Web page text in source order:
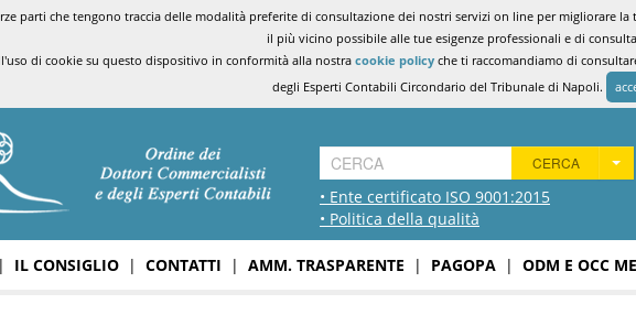
parti che tengono traccia delle modalità preferite di consultazione dei nostri servizi on line per migliorare
il più vicino possibile alle tue esigenze professionali e di
di cookie su questo dispositivo in conformità alla nostra cookie policy che ti raccomandiamo di
degli Esperti Contabili Circondario del Tribunale di Napoli.
• Ente certificato ISO 9001:2015
• Politica della qualità
CERCA
| IL CONSIGLIO | CONTATTI | AMM. TRASPARENTE | PAGOPA | ODM E OCC